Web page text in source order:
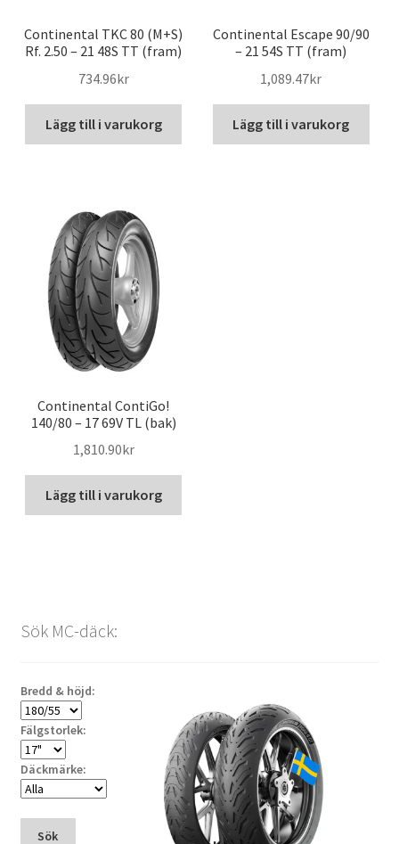
Continental TKC 80 (M+S)
Rf. 2.50 – 21 48S TT (fram)
734.96kr
Lägg till i varukorg
Continental Escape 90/90
– 21 54S TT (fram)
1,089.47kr
Lägg till i varukorg
Continental ContiGo!
140/80 – 17 69V TL (bak)
1,810.90kr
Lägg till i varukorg
Sök MC-däck:
Bredd & höjd:
Fälgstorlek:
Däckmärke:
Sök